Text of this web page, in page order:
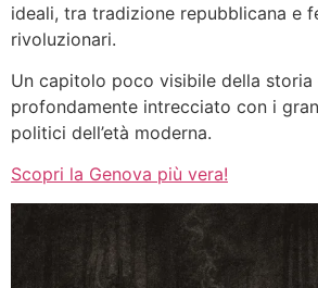
ideali, tra tradizione repubblicana e
rivoluzionari.
Un capitolo poco visibile della storia
profondamente intrecciato con i
politici dell’età moderna.
Scopri la Genova più vera!